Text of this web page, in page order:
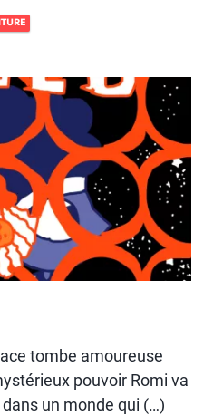
tombe amoureuse
pouvoir Romi va
un monde qui (…)